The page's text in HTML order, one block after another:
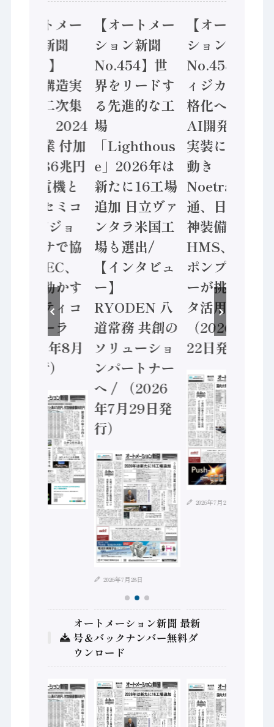
【オートメー
ション新聞
No.455】
「経済構造実
態調査二次集
計結果」2024
年製造業 付加
価値額86兆円
/ 三菱電機と
ソニーセミコ
ン AIビジョ
ンセンサで協
業 / IDEC、
安全に動かす
セーフティコ
ントローラ
（2026年8月
5日発行）
【オートメー
ション新聞
No.454】世
界をリードす
る先進的な工
場
「Lighthous
e」2026年は
新たに16工場
追加 日立ヴァ
ンタラ米国工
場も選出/
【インタビュ
ー】
RYODEN 八
道常務 共創の
ソリューショ
ンパートナー
へ / （2026
年7月29日発
行）
2026年7月28日
【オートメー
ション新聞
No.453】フ
ィジカルAI本
格化へ 国産
AI開発や社会
実装に活発な
動き
Noetra、富士
通、日立 / 兵
神装備 ×
HMS、老舗
ポンプメーカ
ーが挑むデー
タ活用 など
（2026年7月
22日発行）
2026年7月21日
オートメーション新聞 最新
号＆バックナンバー無料ダ
ウンロード